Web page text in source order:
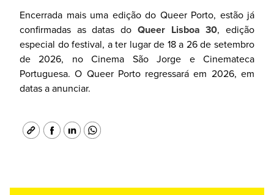
Encerrada mais uma edição do Queer Porto, estão já
confirmadas as datas do Queer Lisboa 30, edição
especial do festival, a ter lugar de 18 a 26 de setembro
de 2026, no Cinema São Jorge e Cinemateca
Portuguesa. O Queer Porto regressará em 2026, em
datas a anunciar.